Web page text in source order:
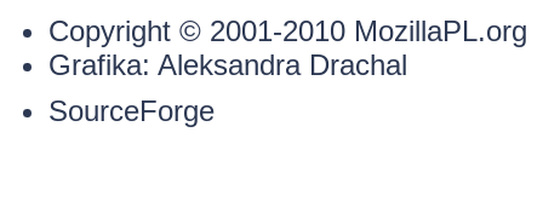
Copyright © 2001-2010 MozillaPL.org
Grafika: Aleksandra Drachal
SourceForge